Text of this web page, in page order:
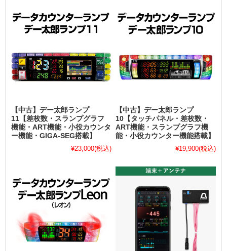
【中古】デー太郎ランプ
11【差枚数・スランプグラフ
機能・ART機能・小役カウンタ
ー機能・GIGA-SEG搭載】
¥23,000(税込)
【中古】デー太郎ランプ
10【タッチパネル・差枚数・
ART機能・スランプグラフ機
能・小役カウンター機能搭載】
¥19,900(税込)